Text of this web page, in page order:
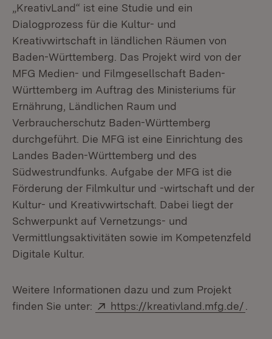
„KreativLand“ ist eine Studie und ein
Dialogprozess für die Kultur- und
Kreativwirtschaft in ländlichen Räumen von
Baden-Württemberg. Das Projekt wird von der
MFG Medien- und Filmgesellschaft Baden-
Württemberg im Auftrag des Ministeriums für
Ernährung, Ländlichen Raum und
Verbraucherschutz Baden-Württemberg
durchgeführt. Die MFG ist eine Einrichtung des
Landes Baden-Württemberg und des
Südwestrundfunks. Aufgabe der MFG ist die
Förderung der Filmkultur und -wirtschaft und der
Kultur- und Kreativwirtschaft. Dabei liegt der
Schwerpunkt auf Vernetzungs- und
Vermittlungsaktivitäten sowie im Kompetenzfeld
Digitale Kultur.
Weitere Informationen dazu und zum Projekt
finden Sie unter:
Extern:
https://kreativland.mfg.de/